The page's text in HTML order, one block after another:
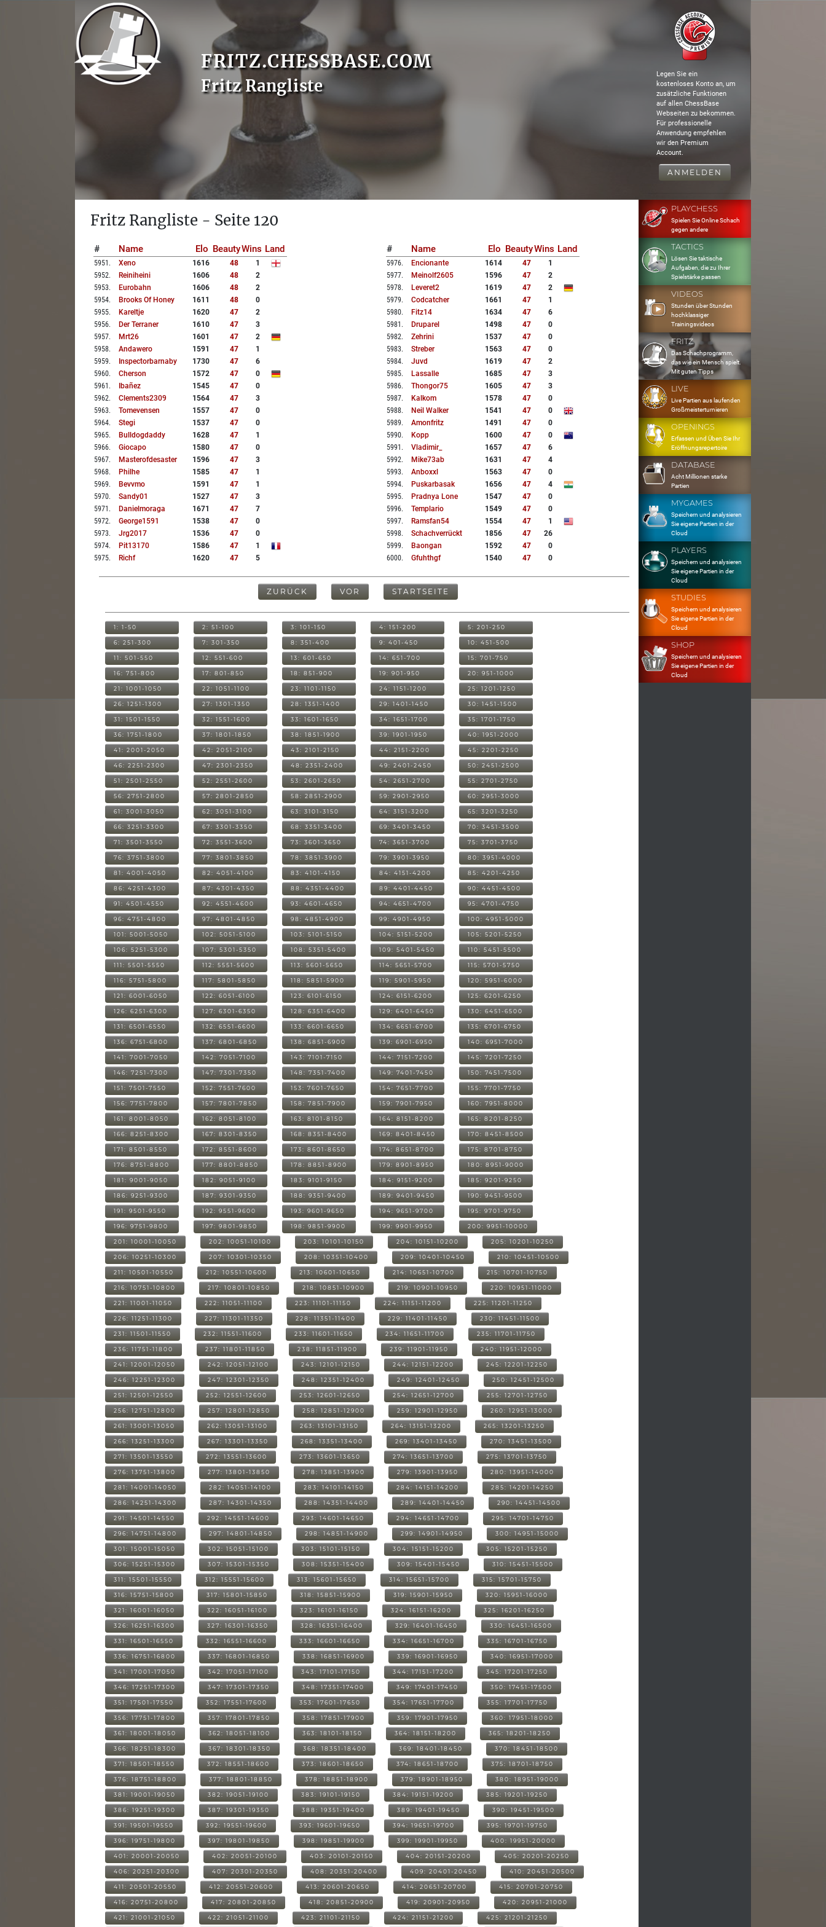
FRITZ.CHESSBASE.COM
Fritz Rangliste
Legen Sie ein
kostenloses Konto an, um
zusätzliche Funktionen
auf allen ChessBase
Webseiten zu bekommen.
Für professionelle
Anwendung empfehlen
wir den Premium
Account.
ANMELDEN
Fritz Rangliste - Seite 120
# Name Elo BeautyWins Land
5951 . Xeno 1616 48
1
5952. Reiniheini 1606 48
2
5953. Eurobahn 1606 48
2
5954. Brooks Of Honey 1611 48
0
5955. Kareltje 1620 47
2
5956. Der Terraner 1610 47
3
5957. Mrt26 1601 47
2
5958. Andawero 1591 47
1
5959. Inspectorbarnaby 1730 47
6
5960. Cherson 1572 47
0
5961 . Ibañez 1545 47
0
5962. Clements2309 1564 47
3
5963. Tomevensen 1557 47
0
5964. Stegi 1537 47
0
5965. Bulldogdaddy 1628 47
1
5966. Giocapo 1580 47
0
5967. Masterofdesaster 1596 47
3
5968. Philhe 1585 47
1
5969. Bevvmo 1591 47
1
5970. Sandy01 1527 47
3
5971 . Danielmoraga 1671 47
7
5972. George1591 1538 47
0
5973. Jrg2017 1536 47
0
5974. Pit13170 1586 47
1
5975. Richf 1620 47 5
# Name Elo BeautyWins Land
5976. Encionante 1614 47
1
5977. Meinolf2605 1596 47
2
5978. Leveret2 1619 47
2
5979. Codcatcher 1661 47
1
5980. Fitz14 1634 47
6
5981 . Druparel 1498 47
0
5982. Zehrini 1537 47
0
5983. Streber 1563 47
0
5984. Juvd 1619 47
2
5985. Lassalle 1685 47
3
5986. Thongor75 1605 47
3
5987. Kalkom 1578 47
0
5988. Neil Walker 1541 47
0
5989. Amonfritz 1491 47
0
5990. Kopp 1600 47
0
5991 . Vladimir_ 1657 47
6
5992. Mike73ab 1631 47
4
5993. Anboxxl 1563 47
0
5994. Puskarbasak 1656 47
4
5995. Pradnya Lone 1547 47
0
5996. Templario 1549 47
0
5997. Ramsfan54 1554 47
1
5998. Schachverrückt 1856 47
26
5999. Baongan 1592 47
0
6000. Gfuhthgf 1540 47 0
ZURÜCK VOR STARTSEITE
1: 1-50 2: 51-100 3: 101-150 4: 151-200 5: 201-250
6: 251-300 7: 301-350 8: 351-400 9: 401-450 10: 451-500
11: 501-550 12: 551-600 13: 601-650 14: 651-700 15: 701-750
16: 751-800 17: 801-850 18: 851-900 19: 901-950 20: 951-1000
21: 1001-1050 22: 1051-1100 23: 1101-1150 24: 1151-1200 25: 1201-1250
26: 1251-1300 27: 1301-1350 28: 1351-1400 29: 1401-1450 30: 1451-1500
31: 1501-1550 32: 1551-1600 33: 1601-1650 34: 1651-1700 35: 1701-1750
36: 1751-1800 37: 1801-1850 38: 1851-1900 39: 1901-1950 40: 1951-2000
41: 2001-2050 42: 2051-2100 43: 2101-2150 44: 2151-2200 45: 2201-2250
46: 2251-2300 47: 2301-2350 48: 2351-2400 49: 2401-2450 50: 2451-2500
51: 2501-2550 52: 2551-2600 53: 2601-2650 54: 2651-2700 55: 2701-2750
56: 2751-2800 57: 2801-2850 58: 2851-2900 59: 2901-2950 60: 2951-3000
61: 3001-3050 62: 3051-3100 63: 3101-3150 64: 3151-3200 65: 3201-3250
66: 3251-3300 67: 3301-3350 68: 3351-3400 69: 3401-3450 70: 3451-3500
71: 3501-3550 72: 3551-3600 73: 3601-3650 74: 3651-3700 75: 3701-3750
76: 3751-3800 77: 3801-3850 78: 3851-3900 79: 3901-3950 80: 3951-4000
81: 4001-4050 82: 4051-4100 83: 4101-4150 84: 4151-4200 85: 4201-4250
86: 4251-4300 87: 4301-4350 88: 4351-4400 89: 4401-4450 90: 4451-4500
91: 4501-4550 92: 4551-4600 93: 4601-4650 94: 4651-4700 95: 4701-4750
96: 4751-4800 97: 4801-4850 98: 4851-4900 99: 4901-4950 100: 4951-5000
101: 5001-5050 102: 5051-5100 103: 5101-5150 104: 5151-5200 105: 5201-5250
106: 5251-5300 107: 5301-5350 108: 5351-5400 109: 5401-5450 110: 5451-5500
111: 5501-5550 112: 5551-5600 113: 5601-5650 114: 5651-5700 115: 5701-5750
116: 5751-5800 117: 5801-5850 118: 5851-5900 119: 5901-5950 120: 5951-6000
121: 6001-6050 122: 6051-6100 123: 6101-6150 124: 6151-6200 125: 6201-6250
126: 6251-6300 127: 6301-6350 128: 6351-6400 129: 6401-6450 130: 6451-6500
131: 6501-6550 132: 6551-6600 133: 6601-6650 134: 6651-6700 135: 6701-6750
136: 6751-6800 137: 6801-6850 138: 6851-6900 139: 6901-6950 140: 6951-7000
141: 7001-7050 142: 7051-7100 143: 7101-7150 144: 7151-7200 145: 7201-7250
146: 7251-7300 147: 7301-7350 148: 7351-7400 149: 7401-7450 150: 7451-7500
151: 7501-7550 152: 7551-7600 153: 7601-7650 154: 7651-7700 155: 7701-7750
156: 7751-7800 157: 7801-7850 158: 7851-7900 159: 7901-7950 160: 7951-8000
161: 8001-8050 162: 8051-8100 163: 8101-8150 164: 8151-8200 165: 8201-8250
166: 8251-8300 167: 8301-8350 168: 8351-8400 169: 8401-8450 170: 8451-8500
171: 8501-8550 172: 8551-8600 173: 8601-8650 174: 8651-8700 175: 8701-8750
176: 8751-8800 177: 8801-8850 178: 8851-8900 179: 8901-8950 180: 8951-9000
181: 9001-9050 182: 9051-9100 183: 9101-9150 184: 9151-9200 185: 9201-9250
186: 9251-9300 187: 9301-9350 188: 9351-9400 189: 9401-9450 190: 9451-9500
191: 9501-9550 192: 9551-9600 193: 9601-9650 194: 9651-9700 195: 9701-9750
196: 9751-9800 197: 9801-9850 198: 9851-9900 199: 9901-9950 200: 9951-10000
201: 10001-10050 202: 10051-10100 203: 10101-10150 204: 10151-10200 205: 10201-10250
206: 10251-10300 207: 10301-10350 208: 10351-10400 209: 10401-10450 210: 10451-10500
211: 10501-10550 212: 10551-10600 213: 10601-10650 214: 10651-10700 215: 10701-10750
216: 10751-10800 217: 10801-10850 218: 10851-10900 219: 10901-10950 220: 10951-11000
221: 11001-11050 222: 11051-11100 223: 11101-11150 224: 11151-11200 225: 11201-11250
226: 11251-11300 227: 11301-11350 228: 11351-11400 229: 11401-11450 230: 11451-11500
231: 11501-11550 232: 11551-11600 233: 11601-11650 234: 11651-11700 235: 11701-11750
236: 11751-11800 237: 11801-11850 238: 11851-11900 239: 11901-11950 240: 11951-12000
241: 12001-12050 242: 12051-12100 243: 12101-12150 244: 12151-12200 245: 12201-12250
246: 12251-12300 247: 12301-12350 248: 12351-12400 249: 12401-12450 250: 12451-12500
251: 12501-12550 252: 12551-12600 253: 12601-12650 254: 12651-12700 255: 12701-12750
256: 12751-12800 257: 12801-12850 258: 12851-12900 259: 12901-12950 260: 12951-13000
261: 13001-13050 262: 13051-13100 263: 13101-13150 264: 13151-13200 265: 13201-13250
266: 13251-13300 267: 13301-13350 268: 13351-13400 269: 13401-13450 270: 13451-13500
271: 13501-13550 272: 13551-13600 273: 13601-13650 274: 13651-13700 275: 13701-13750
276: 13751-13800 277: 13801-13850 278: 13851-13900 279: 13901-13950 280: 13951-14000
281: 14001-14050 282: 14051-14100 283: 14101-14150 284: 14151-14200 285: 14201-14250
286: 14251-14300 287: 14301-14350 288: 14351-14400 289: 14401-14450 290: 14451-14500
291: 14501-14550 292: 14551-14600 293: 14601-14650 294: 14651-14700 295: 14701-14750
296: 14751-14800 297: 14801-14850 298: 14851-14900 299: 14901-14950 300: 14951-15000
301: 15001-15050 302: 15051-15100 303: 15101-15150 304: 15151-15200 305: 15201-15250
306: 15251-15300 307: 15301-15350 308: 15351-15400 309: 15401-15450 310: 15451-15500
311: 15501-15550 312: 15551-15600 313: 15601-15650 314: 15651-15700 315: 15701-15750
316: 15751-15800 317: 15801-15850 318: 15851-15900 319: 15901-15950 320: 15951-16000
321: 16001-16050 322: 16051-16100 323: 16101-16150 324: 16151-16200 325: 16201-16250
326: 16251-16300 327: 16301-16350 328: 16351-16400 329: 16401-16450 330: 16451-16500
331: 16501-16550 332: 16551-16600 333: 16601-16650 334: 16651-16700 335: 16701-16750
336: 16751-16800 337: 16801-16850 338: 16851-16900 339: 16901-16950 340: 16951-17000
341: 17001-17050 342: 17051-17100 343: 17101-17150 344: 17151-17200 345: 17201-17250
346: 17251-17300 347: 17301-17350 348: 17351-17400 349: 17401-17450 350: 17451-17500
351: 17501-17550 352: 17551-17600 353: 17601-17650 354: 17651-17700 355: 17701-17750
356: 17751-17800 357: 17801-17850 358: 17851-17900 359: 17901-17950 360: 17951-18000
361: 18001-18050 362: 18051-18100 363: 18101-18150 364: 18151-18200 365: 18201-18250
366: 18251-18300 367: 18301-18350 368: 18351-18400 369: 18401-18450 370: 18451-18500
371: 18501-18550 372: 18551-18600 373: 18601-18650 374: 18651-18700 375: 18701-18750
376: 18751-18800 377: 18801-18850 378: 18851-18900 379: 18901-18950 380: 18951-19000
381: 19001-19050 382: 19051-19100 383: 19101-19150 384: 19151-19200 385: 19201-19250
386: 19251-19300 387: 19301-19350 388: 19351-19400 389: 19401-19450 390: 19451-19500
391: 19501-19550 392: 19551-19600 393: 19601-19650 394: 19651-19700 395: 19701-19750
396: 19751-19800 397: 19801-19850 398: 19851-19900 399: 19901-19950 400: 19951-20000
401: 20001-20050 402: 20051-20100 403: 20101-20150 404: 20151-20200 405: 20201-20250
406: 20251-20300 407: 20301-20350 408: 20351-20400 409: 20401-20450 410: 20451-20500
411: 20501-20550 412: 20551-20600 413: 20601-20650 414: 20651-20700 415: 20701-20750
416: 20751-20800 417: 20801-20850 418: 20851-20900 419: 20901-20950 420: 20951-21000
421: 21001-21050 422: 21051-21100 423: 21101-21150 424: 21151-21200 425: 21201-21250
PLAYCHESS
Spielen Sie Online Schach
gegen andere
TACTICS
Lösen Sie taktische
Aufgaben, die zu Ihrer
Spielstärke passen
VIDEOS
Stunden über Stunden
hochklassiger
Trainingsvideos
FRITZ
Das Schachprogramm,
das wie ein Mensch spielt.
Mit guten Tipps
LIVE
Live Partien aus laufenden
Großmeisterturnieren
OPENINGS
Erfassen und Üben Sie Ihr
Eröffnungsrepertoire
DATABASE
Acht Millionen starke
Partien
MYGAMES
Speichern und analysieren
Sie eigene Partien in der
Cloud
PLAYERS
Speichern und analysieren
Sie eigene Partien in der
Cloud
STUDIES
Speichern und analysieren
Sie eigene Partien in der
Cloud
SHOP
Speichern und analysieren
Sie eigene Partien in der
Cloud